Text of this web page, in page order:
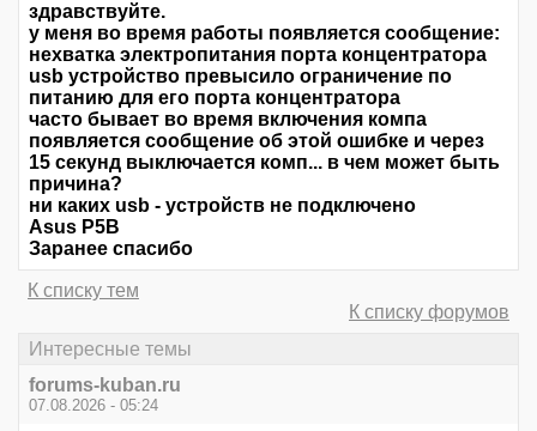
здравствуйте.
у меня во время работы появляется сообщение:
нехватка электропитания порта концентратора
usb устройство превысило ограничение по
питанию для его порта концентратора
часто бывает во время включения компа
появляется сообщение об этой ошибке и через
15 секунд выключается комп... в чем может быть
причина?
ни каких usb - устройств не подключено
Asus P5B
Заранее спасибо
К списку тем
К списку форумов
Интересные темы
forums-kuban.ru
07.08.2026 - 05:24